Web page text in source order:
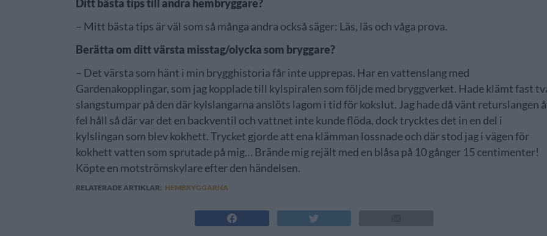
Ditt bästa tips till andra hembryggare?
– Mitt bästa tips är väl som så många andra också säger: Läs, läs och våga prova.
Berätta om ditt värsta misstag/olycka som bryggare?
– Det värsta som hänt i min brygghistoria får inte upprepas. Har en vattenslang med
Gardenakopplingar, som jag kopplade till kylspiralen som följde med bryggverket. Hade klämt fast
slangstumpar på den där kylslangarna anslöts lagom i tid för kokslut. Jag hade då vänt returslangen
fel håll så där var det en backventil och vattnet inte kunde flöda, dock trycktes det in en del i
kylslingan som blev kokhett. Trycket gjorde att ena klämman lossnade och där stod jag i vägen för
kokhett vatten som sprutade på mig… Brände mig rejält med en blåsa på 10 gånger 15 centimenter!
Köpte en motströmskylare efter den händelsen.
RELATERADE ARTIKLAR: HEMBRYGGARNA